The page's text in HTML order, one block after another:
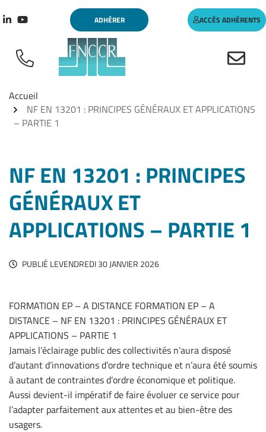
au
Lien vers le compte Linkedin
Lien vers la chaîne Youtube
ADHÉRER ACCÈS ADHÉRENTS
Accueil
NF EN 13201 : PRINCIPES GÉNÉRAUX ET APPLICATIONS
– PARTIE 1
NF EN 13201 : PRINCIPES
GÉNÉRAUX ET
APPLICATIONS – PARTIE 1
PUBLIÉ LEVENDREDI 30 JANVIER 2026
FORMATION EP – A DISTANCE FORMATION EP – A
DISTANCE – NF EN 13201 : PRINCIPES GÉNÉRAUX ET
APPLICATIONS – PARTIE 1
Jamais l’éclairage public des collectivités n’aura disposé
d’autant d’innovations d’ordre technique et n’aura été soumis
à autant de contraintes d’ordre économique et politique.
Aussi devient-il impératif de faire évoluer ce service pour
l’adapter parfaitement aux attentes et au bien-être des
usagers.